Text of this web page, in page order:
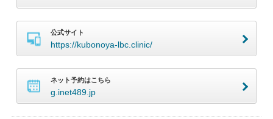
公式サイト
https://kubonoya-lbc.clinic/
ネット予約はこちら
g.inet489.jp